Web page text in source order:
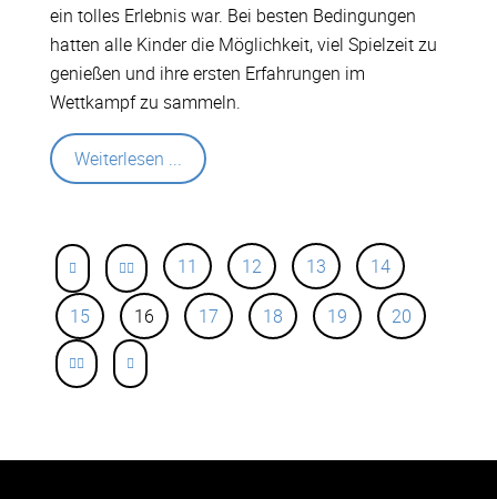
ein tolles Erlebnis war. Bei besten Bedingungen
hatten alle Kinder die Möglichkeit, viel Spielzeit zu
genießen und ihre ersten Erfahrungen im
Wettkampf zu sammeln.
Weiterlesen ...
11 12 13 14
15 16 17 18 19 20